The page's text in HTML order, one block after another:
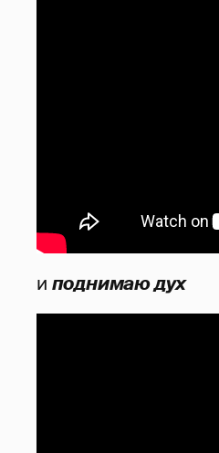
и поднимаю дух